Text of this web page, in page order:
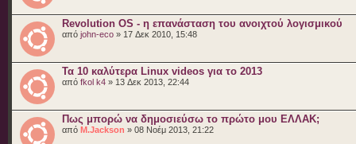
Revolution OS - η επανάσταση του ανοιχτού λογισμικού
από john-eco » 17 Δεκ 2010, 15:48
Τα 10 καλύτερα Linux videos για το 2013
από fkol k4 » 13 Δεκ 2013, 22:44
Πως μπορώ να δημοσιεύσω το πρώτο μου ΕΛΛΑΚ;
από M.Jackson » 08 Νοέμ 2013, 21:22